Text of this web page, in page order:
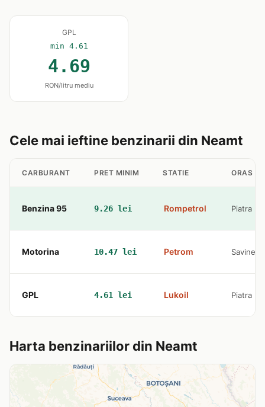
GPL
min 4.61
4.69
RON/litru mediu
Cele mai ieftine benzinarii din Neamt
CARBURANT PRET MINIM STATIE ORAS
Benzina 95 9.26 lei Rompetrol Piatra
Motorina 10.47 lei Petrom Savinesti
GPL 4.61 lei Lukoil Piatra
Harta benzinariilor din Neamt